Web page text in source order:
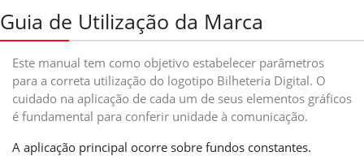
Guia de Utilização da Marca
Este manual tem como objetivo estabelecer parâmetros
para a correta utilização do logotipo Bilheteria Digital. O
cuidado na aplicação de cada um de seus elementos gráficos
é fundamental para conferir unidade à comunicação.
A aplicação principal ocorre sobre fundos constantes.